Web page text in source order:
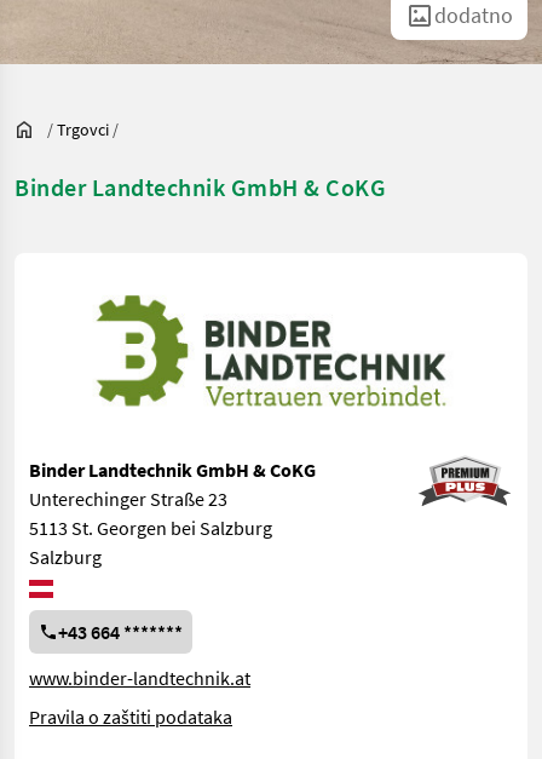
dodatno
/Trgovci /
Binder Landtechnik GmbH & CoKG
Binder Landtechnik GmbH & CoKG
Unterechinger Straße 23
5113 St. Georgen bei Salzburg
Salzburg
+43 664 *******
www.binder-landtechnik.at
Pravila o zaštiti podataka